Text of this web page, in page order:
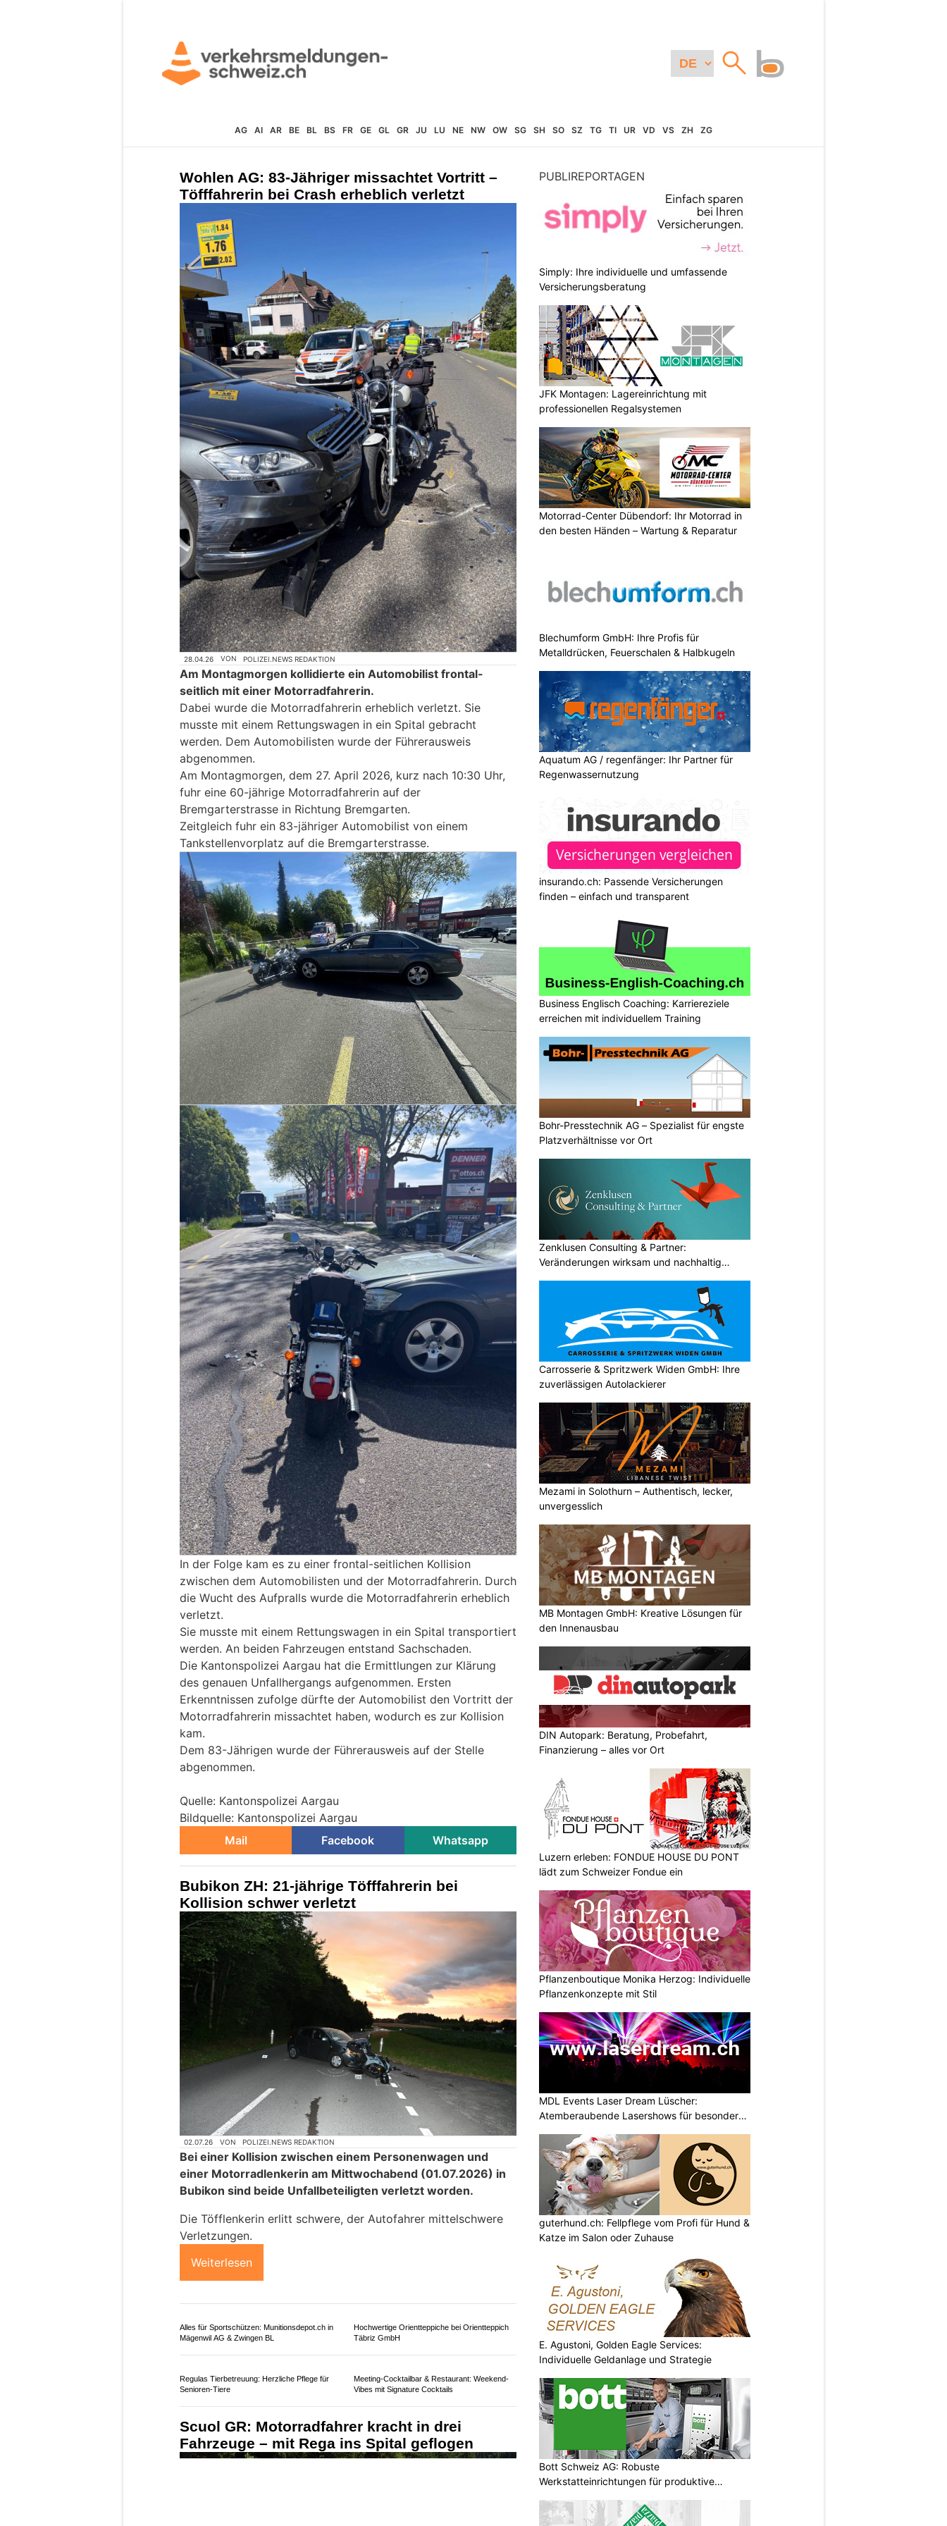
AG AI AR BE BL BS FR GE GL GR JU LU NE NW OW SG SH SO SZ TG TI UR VD VS ZH ZG
Wohlen AG: 83-Jähriger missachtet Vortritt –
Töfffahrerin bei Crash erheblich verletzt
28.04.26 VON POLIZEI.NEWS REDAKTION
Am Montagmorgen kollidierte ein Automobilist frontal-
seitlich mit einer Motorradfahrerin.
Dabei wurde die Motorradfahrerin erheblich verletzt. Sie
musste mit einem Rettungswagen in ein Spital gebracht
werden. Dem Automobilisten wurde der Führerausweis
abgenommen.
Am Montagmorgen, dem 27. April 2026, kurz nach 10:30 Uhr,
fuhr eine 60-jährige Motorradfahrerin auf der
Bremgarterstrasse in Richtung Bremgarten.
Zeitgleich fuhr ein 83-jähriger Automobilist von einem
Tankstellenvorplatz auf die Bremgarterstrasse.
In der Folge kam es zu einer frontal-seitlichen Kollision
zwischen dem Automobilisten und der Motorradfahrerin. Durch
die Wucht des Aufpralls wurde die Motorradfahrerin erheblich
verletzt.
Sie musste mit einem Rettungswagen in ein Spital transportiert
werden. An beiden Fahrzeugen entstand Sachschaden.
Die Kantonspolizei Aargau hat die Ermittlungen zur Klärung
des genauen Unfallhergangs aufgenommen. Ersten
Erkenntnissen zufolge dürfte der Automobilist den Vortritt der
Motorradfahrerin missachtet haben, wodurch es zur Kollision
kam.
Dem 83-Jährigen wurde der Führerausweis auf der Stelle
abgenommen.
Quelle: Kantonspolizei Aargau
Bildquelle: Kantonspolizei Aargau
Mail
Facebook Whatsapp
Bubikon ZH: 21-jährige Töfffahrerin bei
Kollision schwer verletzt
02.07.26 VON POLIZEI.NEWS REDAKTION
Bei einer Kollision zwischen einem Personenwagen und
einer Motorradlenkerin am Mittwochabend (01.07.2026) in
Bubikon sind beide Unfallbeteiligten verletzt worden.
Die Töfflenkerin erlitt schwere, der Autofahrer mittelschwere
Verletzungen.
Weiterlesen
Alles für Sportschützen: Munitionsdepot.ch in
Hochwertige Orientteppiche bei Orientteppich
PUBLIREPORTAGEN
Simply: Ihre individuelle und umfassende
Versicherungsberatung
JFK Montagen: Lagereinrichtung mit
professionellen Regalsystemen
Motorrad-Center Dübendorf: Ihr Motorrad in
den besten Händen – Wartung & Reparatur
Blechumform GmbH: Ihre Profis für
Metalldrücken, Feuerschalen & Halbkugeln
Aquatum AG / regenfänger: Ihr Partner für
Regenwassernutzung
insurando.ch: Passende Versicherungen
finden – einfach und transparent
Business Englisch Coaching: Karriereziele
erreichen mit individuellem Training
Bohr-Presstechnik AG – Spezialist für engste
Platzverhältnisse vor Ort
Zenklusen Consulting & Partner:
Veränderungen wirksam und nachhaltig
Carrosserie & Spritzwerk Widen GmbH: Ihre
zuverlässigen Autolackierer
Mezami in Solothurn – Authentisch, lecker,
unvergesslich
MB Montagen GmbH: Kreative Lösungen für
den Innenausbau
DIN Autopark: Beratung, Probefahrt,
Finanzierung – alles vor Ort
Luzern erleben: FONDUE HOUSE DU PONT
lädt zum Schweizer Fondue ein
Pflanzenboutique Monika Herzog: Individuelle
Pflanzenkonzepte mit Stil
MDL Events Laser Dream Lüscher:
Atemberaubende Lasershows für besondere
guterhund.ch: Fellpflege vom Profi für Hund &
Katze im Salon oder Zuhause
E. Agustoni, Golden Eagle Services:
Individuelle Geldanlage und Strategie
Bott Schweiz AG: Robuste
Werkstatteinrichtungen für produktive